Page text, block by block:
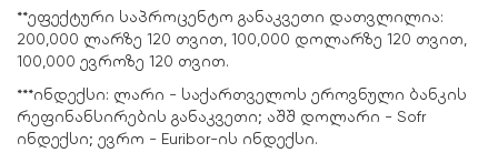
**ეფექტური საპროცენტო განაკვეთი დათვლილია:
200,000 ლარზე 120 თვით, 100,000 დოლარზე 120 თვით,
100,000 ევროზე 120 თვით.
***ინდექსი: ლარი - საქართველოს ეროვნული ბანკის
რეფინანსირების განაკვეთი; აშშ დოლარი - Sofr
ინდექსი; ევრო - Euribor-ის ინდექსი.